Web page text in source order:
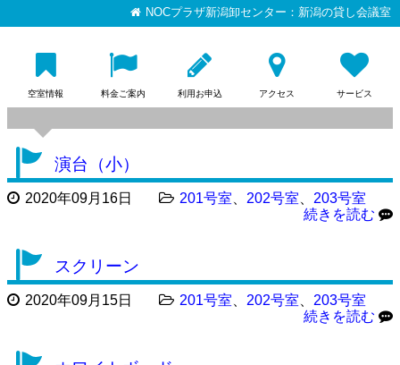
NOCプラザ新潟卸センター：新潟の貸し会議室
空室情報 料金ご案内 利用お申込 アクセス サービス
演台（小）
2020年09月16日 201号室 202号室
203号室
続きを読む
スクリーン
2020年09月15日 201号室 202号室
203号室
続きを読む